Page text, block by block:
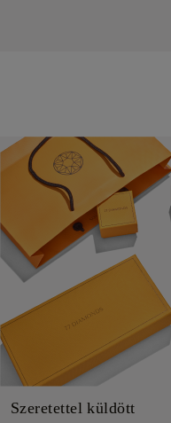
Szeretettel küldött